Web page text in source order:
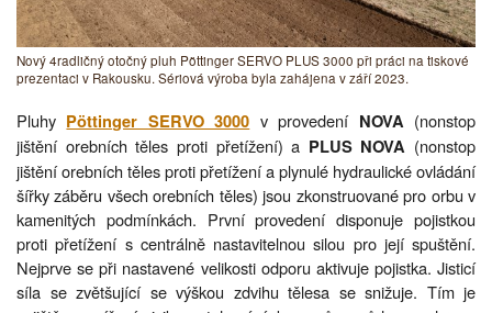
Nový 4radličný otočný pluh Pöttinger SERVO PLUS 3000 při práci na tiskové
prezentaci v Rakousku. Sériová výroba byla zahájena v září 2023.
Pluhy Pöttinger SERVO 3000 v provedení NOVA (nonstop
jištění orebních těles proti přetížení) a PLUS NOVA (nonstop
jištění orebních těles proti přetížení a plynulé hydraulické ovládání
šířky záběru všech orebních těles) jsou zkonstruované pro orbu v
kamenitých podmínkách. První provedení disponuje pojistkou
proti přetížení s centrálně nastavitelnou silou pro její spuštění.
Nejprve se při nastavené velikosti odporu aktivuje pojistka. Jisticí
síla se zvětšující se výškou zdvihu tělesa se snižuje. Tím je